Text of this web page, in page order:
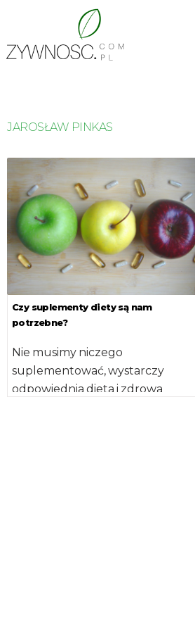
JAROSŁAW PINKAS
Czy suplementy diety są nam
potrzebne?
Nie musimy niczego
suplementować, wystarczy
odpowiednia dieta i zdrowa